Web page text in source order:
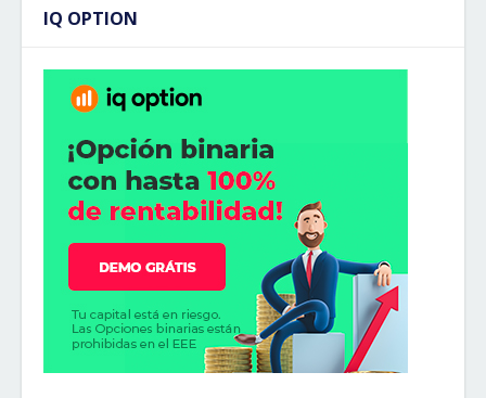
IQ OPTION